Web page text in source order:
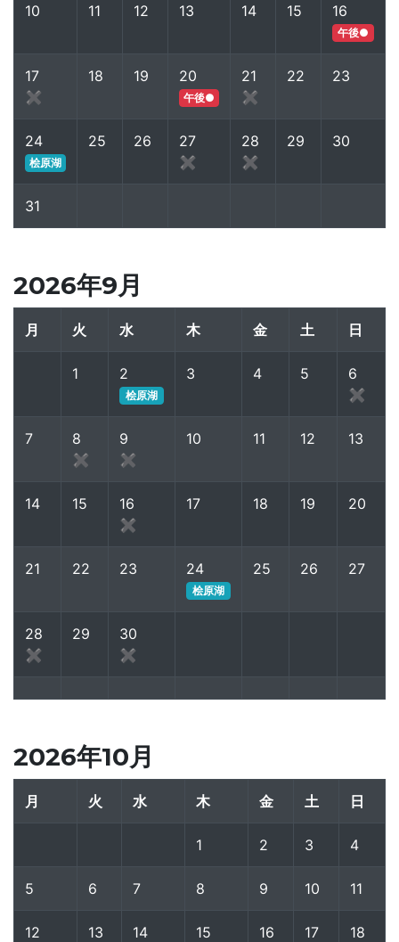
10 11 12 13 14 15 16
午後●
17
✖
18 19 20
午後●
21
✖
22 23
24
桧原湖
25 26
27
✖
28
✖
29 30
31
2026年9月
月 火 水 木 金 土 日
1 2
桧原湖
3 4 5
6
✖
7
8
✖
9
✖
10 11 12 13
14 15
16
✖
17 18 19 20
21 22 23 24
桧原湖
25 26 27
28
✖
29
30
✖
2026年10月
月 火 水 木 金 土 日
1 2 3 4
5 6 7 8 9 10 11
12 13 14 15 16 17 18